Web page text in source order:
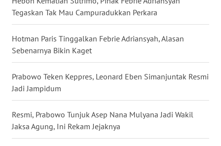
Tegaskan Tak Mau Campuradukkan Perkara
Hotman Paris Tinggalkan Febrie Adriansyah, Alasan
Sebenarnya Bikin Kaget
Prabowo Teken Keppres, Leonard Eben Simanjuntak Resmi
Jadi Jampidum
Resmi, Prabowo Tunjuk Asep Nana Mulyana Jadi Wakil
Jaksa Agung, Ini Rekam Jejaknya
WN
BABEL
WN
SUMBAR
WN
SUMSEL
WN